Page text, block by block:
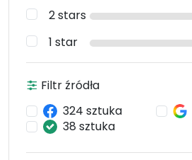
2 stars
1 star
Filtr źródła
324 sztuka
38 sztuka